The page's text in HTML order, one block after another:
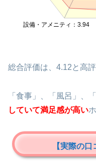
設備・アメニティ：
総合評価は、4.12と高評
「食事」、「風呂」、
していて満足感が高い
【実際の